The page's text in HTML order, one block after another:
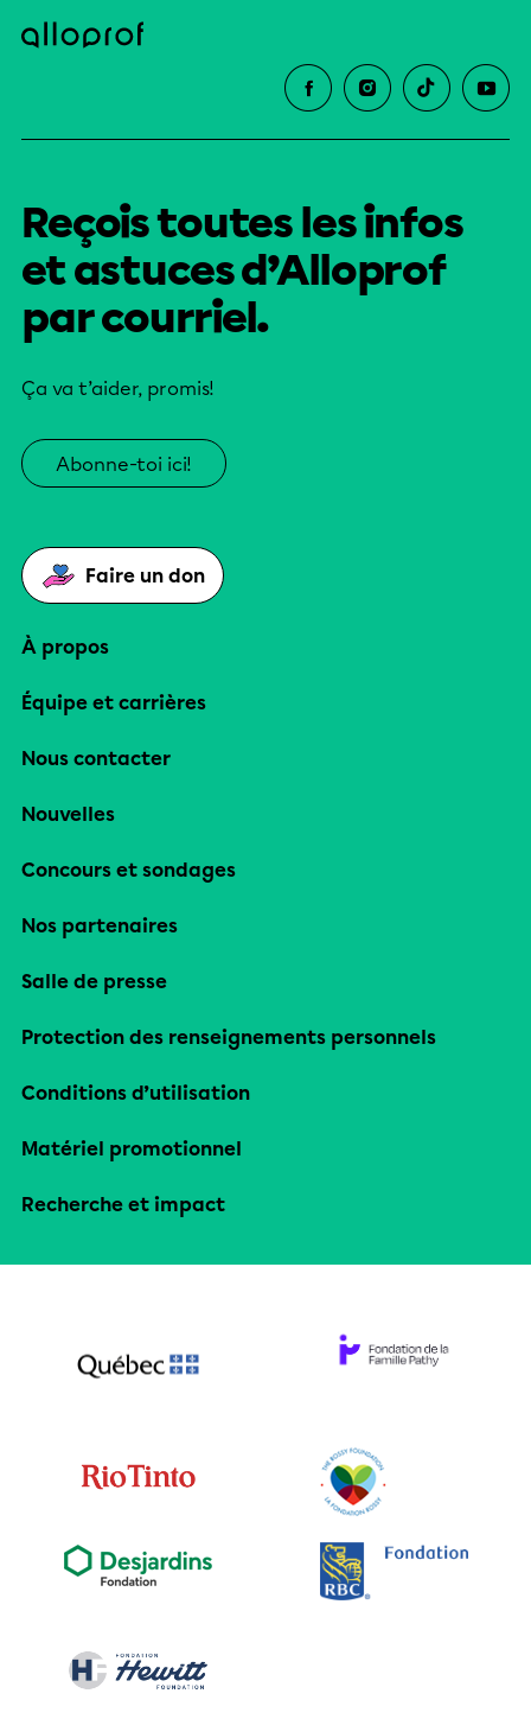
Reçois toutes les infos
et astuces d’Alloprof
par courriel.
Ça va t’aider, promis!
Abonne-toi ici!
Faire un don
À propos
Équipe et carrières
Nous contacter
Nouvelles
Concours et sondages
Nos partenaires
Salle de presse
Protection des renseignements personnels
Conditions d’utilisation
Matériel promotionnel
Recherche et impact